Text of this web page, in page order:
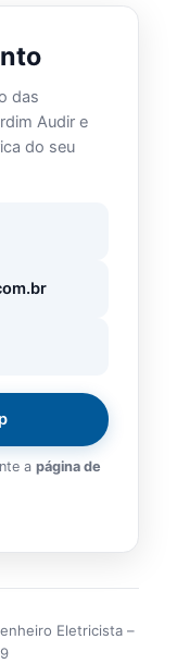
das
Audir e
do seu
a página de
Eletricista –